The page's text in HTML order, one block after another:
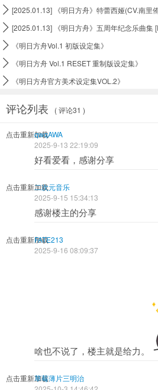
 [2025.01.13] 《明日方舟》特蕾西娅(CV.南里
 [2025.01.13] 《明日方舟》五周年纪念乐曲集
 《明日方舟Vol.1 初版设定集》
 《明日方舟 Vol.1 RESET 重制版设定集》
 《明日方舟官方美术设定集VOL.2》
评论列表 ( 评论31 )
点击重新加载qwqAWA
2025-9-13 22:19:09
好看爱看，感谢分享
点击重新加载二次元音乐
2025-9-15 15:34:13
感谢楼主的分享
点击重新加载FATE213
2025-9-16 08:09:37
啥也不说了，楼主就是给力。
点击重新加载草莓薄片三明治